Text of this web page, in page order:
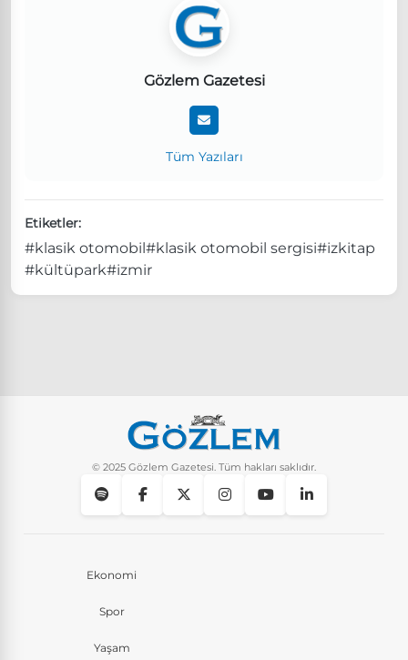
Gözlem Gazetesi
Tüm Yazıları
Etiketler:
#klasik otomobil#klasik otomobil sergisi#izkitap
#kültüpark#izmir
© 2025 Gözlem Gazetesi. Tüm hakları saklıdır.
Ekonomi
Spor
Yaşam